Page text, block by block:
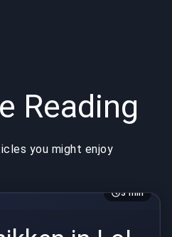
Reading
you might enjoy
3 min